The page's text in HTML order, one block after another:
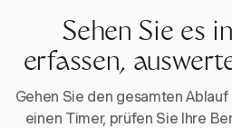
Sehen Sie es
erfassen,
Gehen Sie den gesamten
einen Timer, prüfen Sie Ihre